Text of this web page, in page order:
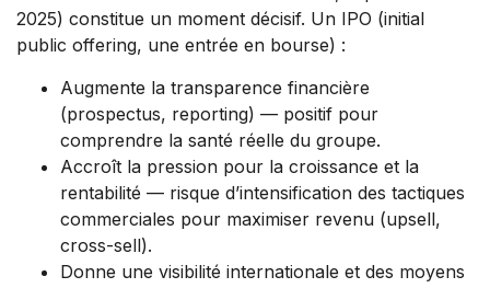
2025) constitue un moment décisif. Un IPO (initial
public offering, une entrée en bourse) :
Augmente la transparence financière
(prospectus, reporting) — positif pour
comprendre la santé réelle du groupe.
Accroît la pression pour la croissance et la
rentabilité — risque d’intensification des tactiques
commerciales pour maximiser revenu (upsell,
cross-sell).
Donne une visibilité internationale et des moyens